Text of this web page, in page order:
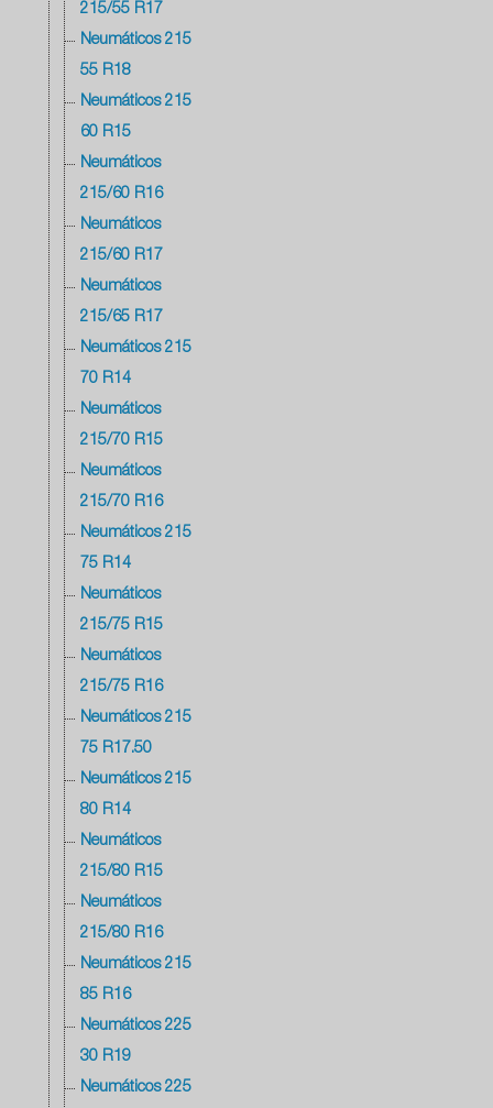
215/55 R17
Neumáticos 215
55 R18
Neumáticos 215
60 R15
Neumáticos
215/60 R16
Neumáticos
215/60 R17
Neumáticos
215/65 R17
Neumáticos 215
70 R14
Neumáticos
215/70 R15
Neumáticos
215/70 R16
Neumáticos 215
75 R14
Neumáticos
215/75 R15
Neumáticos
215/75 R16
Neumáticos 215
75 R17.50
Neumáticos 215
80 R14
Neumáticos
215/80 R15
Neumáticos
215/80 R16
Neumáticos 215
85 R16
Neumáticos 225
30 R19
Neumáticos 225